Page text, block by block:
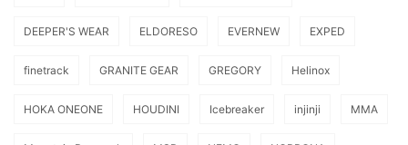
DEEPER'S WEAR ELDORESO EVERNEW EXPED
finetrack GRANITE GEAR GREGORY Helinox
HOKA ONEONE HOUDINI Icebreaker injinji MMA